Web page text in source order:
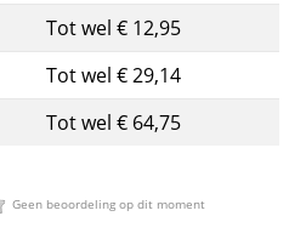
Tot wel € 12,95
Tot wel € 29,14
Tot wel € 64,75
Geen beoordeling op dit moment